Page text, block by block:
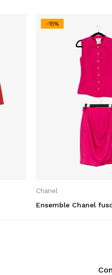
-15%
Chanel
Ensemble Chanel